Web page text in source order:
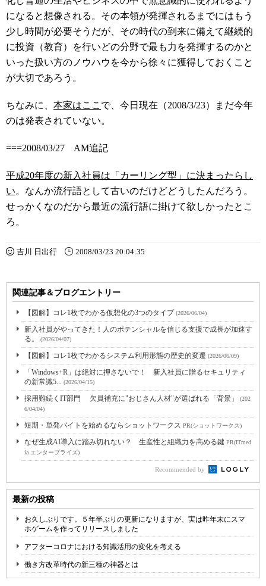
になると想像される。その本領が発揮されるまでにはもう
少し時間が必要そうだが、その時代の到来に備えて継続的
に投資（教育）を行いどの分野で最も力を発揮するのかと
いった扱い方のノウハウを今から徐々に獲得しておくこと
が大切であろう。
ちなみに、 本家はここ で、今日現在（2008/3/23）まだ今年
のは発表されていない。
===2008/03/27 AM追記
平成20年度の新入社員は「カーリング型」に決まったらし
い。なんか流行語として古いのだけどどうしたんだろう。
せっかくなのだから最近の流行語に掛けて欲しかったとこ
ろ。
吉川 日出行 2008/03/23 20:04:35
関連記事＆ブログエントリー
【図解】コレ1枚でわかる仮想化の3つのタイプ(2026/06/04)
新入社員がやってきた！人のポテンシャルを信じる支援で成長が加速す
る。
(2026/04/07)
【図解】コレ1枚でわかるシステム利用形態の歴史的変遷 (2026/06/09)
「Windows+R」は絶対に押さないで！ 新入社員に贈るセキュリティ
の新常識5... (2026/04/15)
採用難続くIT部門 欠員補充に"おじさん人材"が選ばれる「背景」
(202
6/04/04)
短期・単発バイトを始めるならショットワークス PR(ショットワークス)
なぜ生成AI導入に踏み切れない？ 生産性と組織力を高める鍵 PR(ITmed
ia エンタープライズ)
Recommended by
最新の投稿
お久しぶりです。５年半ぶりの更新になりますが、実は昨年末にスマ
ホゲームを作ってリリースしました
アフターコロナにおける知識活用の変化を考える
働き方改革時代の新三種の神器とは